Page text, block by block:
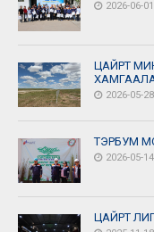
2026-06-01
ЦАЙРТ
2026-05-28
ТЭРБУМ
2026-05-14
ЦАЙРТ